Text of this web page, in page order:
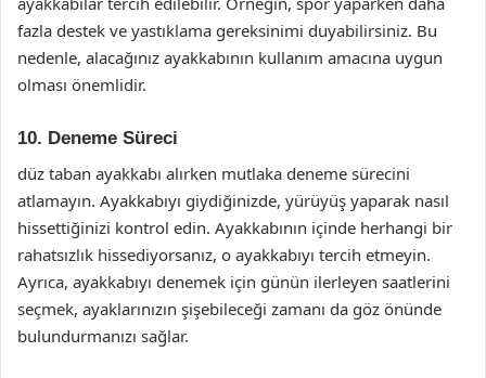
fazla destek ve yastıklama gereksinimi duyabilirsiniz. Bu
nedenle, alacağınız ayakkabının kullanım amacına uygun
olması önemlidir.
10. Deneme Süreci
düz taban ayakkabı alırken mutlaka deneme sürecini
atlamayın. Ayakkabıyı giydiğinizde, yürüyüş yaparak nasıl
hissettiğinizi kontrol edin. Ayakkabının içinde herhangi bir
rahatsızlık hissediyorsanız, o ayakkabıyı tercih etmeyin.
Ayrıca, ayakkabıyı denemek için günün ilerleyen saatlerini
seçmek, ayaklarınızın şişebileceği zamanı da göz önünde
bulundurmanızı sağlar.